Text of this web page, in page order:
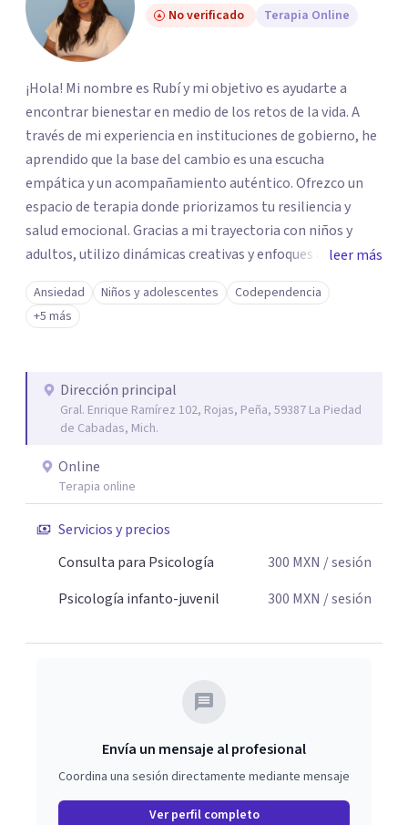
No verificado Terapia Online
¡Hola! Mi nombre es Rubí y mi objetivo es ayudarte a
encontrar bienestar en medio de los retos de la vida. A
través de mi experiencia en instituciones de gobierno, he
aprendido que la base del cambio es una escucha
empática y un acompañamiento auténtico. ​Ofrezco un
espacio de terapia donde priorizamos tu resiliencia y
salud emocional. Gracias a mi trayectoria con niños y
adultos, utilizo dinámicas creativas y enfoques adaptados
a tus necesidades específicas. Estoy aquí para escucharte
y brindarte las herramientas necesarias para fortalecer
tu paz mental.
leer más
Ansiedad Niños y adolescentes
Codependencia
+5 más
Dirección principal
Gral. Enrique Ramírez 102, Rojas, Peña, 59387 La Piedad
de Cabadas, Mich.
Online
Terapia online
Servicios y precios
Consulta para Psicología
300 MXN / sesión
Psicología infanto-juvenil
300 MXN / sesión
Envía un mensaje al profesional
Coordina una sesión directamente mediante mensaje
Ver perfil completo